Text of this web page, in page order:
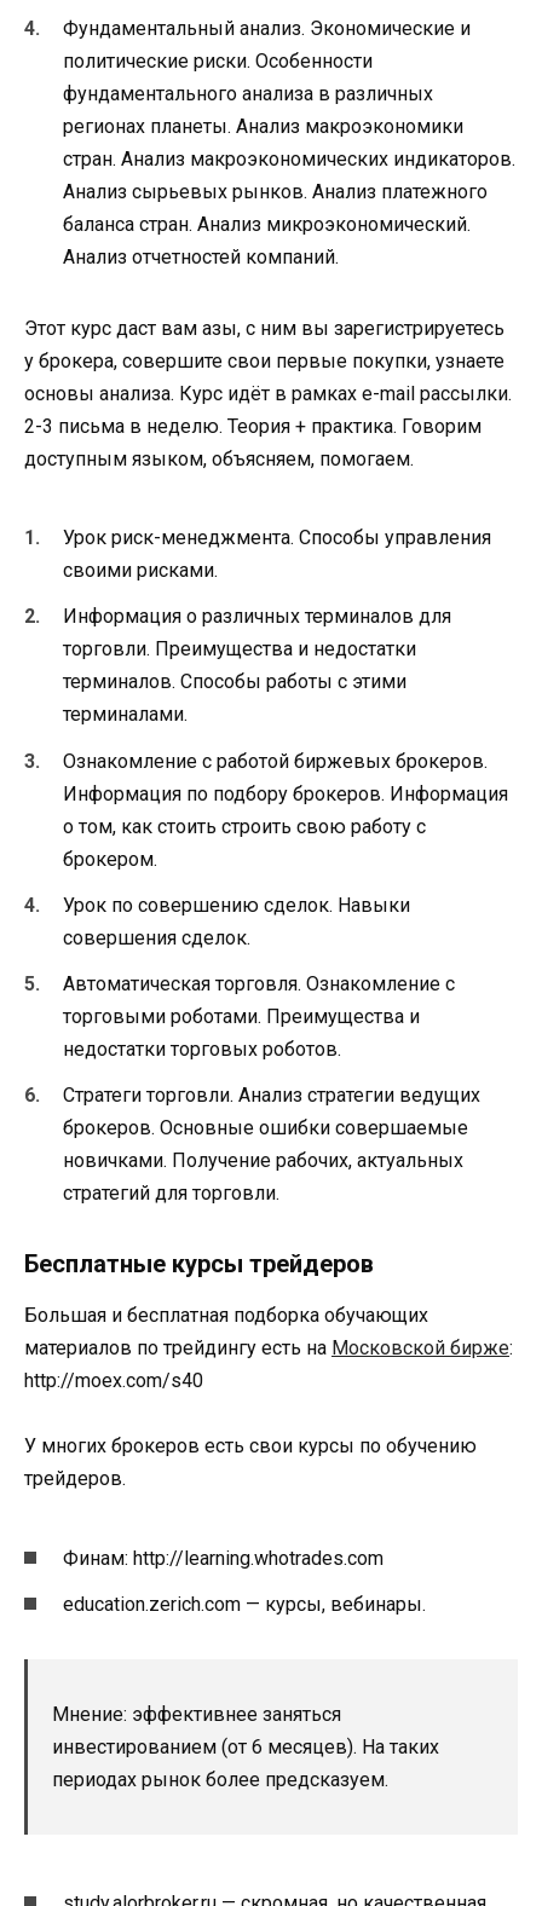
Фундаментальный анализ. Экономические и
политические риски. Особенности
фундаментального анализа в различных
регионах планеты. Анализ макроэкономики
стран. Анализ макроэкономических индикаторов.
Анализ сырьевых рынков. Анализ платежного
баланса стран. Анализ микроэкономический.
Анализ отчетностей компаний.
Этот курс даст вам азы, с ним вы зарегистрируетесь
у брокера, совершите свои первые покупки, узнаете
основы анализа. Курс идёт в рамках e-mail рассылки.
2-3 письма в неделю. Теория + практика. Говорим
доступным языком, объясняем, помогаем.
Урок риск-менеджмента. Способы управления
своими рисками.
Информация о различных терминалов для
торговли. Преимущества и недостатки
терминалов. Способы работы с этими
терминалами.
Ознакомление с работой биржевых брокеров.
Информация по подбору брокеров. Информация
о том, как стоить строить свою работу с
брокером.
Урок по совершению сделок. Навыки
совершения сделок.
Автоматическая торговля. Ознакомление с
торговыми роботами. Преимущества и
недостатки торговых роботов.
Стратеги торговли. Анализ стратегии ведущих
брокеров. Основные ошибки совершаемые
новичками. Получение рабочих, актуальных
стратегий для торговли.
Бесплатные курсы трейдеров
Большая и бесплатная подборка обучающих
материалов по трейдингу есть на Московской бирже:
http://moex.com/s40
У многих брокеров есть свои курсы по обучению
трейдеров.
Финам: http://learning.whotrades.com
education.zerich.com — курсы, вебинары.
Мнение: эффективнее заняться
инвестированием (от 6 месяцев). На таких
периодах рынок более предсказуем.